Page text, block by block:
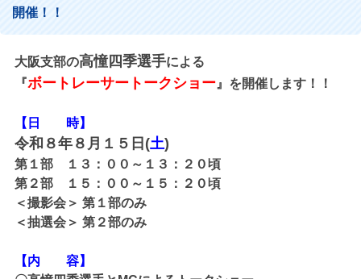
開催！！
大阪支部の高憧四季選手による
『ボートレーサートークショー』を開催します！！
【日 時】
令和８年８月１５日(土)
第１部 １３：００～１３：２０頃
第２部 １５：００～１５：２０頃
＜撮影会＞ 第１部のみ
＜抽選会＞ 第２部のみ
【内 容】